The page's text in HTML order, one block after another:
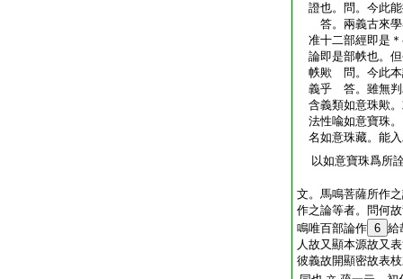
證也。問。今此
答。兩義古來學
准十二部經即是
論即是部帙也。
帙歟 問。今此本
義乎 答。雖無判
含義類如意珠歟
法性喩如意寶珠
名如意珠藏。能
以如意寶珠爲所
文。馬鳴菩薩所作
作之論等者。問何
鳴唯百部論作 6 給
人故又顯本源故又
彼義故開顯密故表